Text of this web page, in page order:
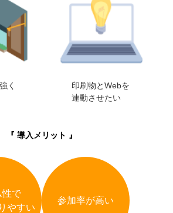
く
印刷物とWebを
連動させたい
『 導入メリット 』
性で
やすい
参加率が高い